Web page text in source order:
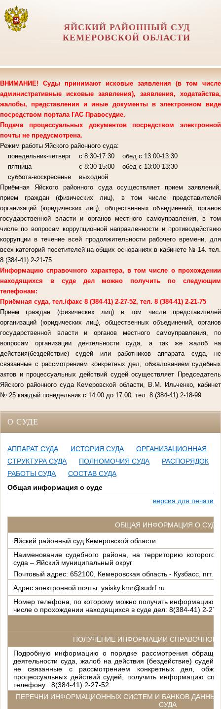
ЯЙСКИЙ РАЙОННЫЙ СУД
КЕМЕРОВСКОЙ ОБЛАСТИ
ВНИМАНИЕ! Суды принимают исковые заявления (в том числе
административные исковые заявления), заявления, ходатайства,
жалобы, представления и иные документы в электронном виде
посредством портала ГАС Правосудие.
Подача процессуальных документов посредством электронной
почты не предусмотрена.
Режим работы Яйского районного суда:
понедельник-четверг с 8:30-17:30 обед с 13:00-13:30
пятница с 8:30-15:00 обед с 13:00-13:30
суббота-воскресенье выходной
Приёмная Яйского районного суда осуществляет прием заявлений,
прием граждан (физических лиц), в том числе представителей
организаций (юридических лиц), общественных объединений, органов
государственной власти и органов местного самоуправления, в том
числе по вопросам коррупционной направленности и противодействию
коррупции в течение всей продолжительности рабочего времени, для
всех категорий посетителей на общих основаниях в кабинете № 14. тел.
8 (384-41) 2-21-75
Информацию справочного характера, в том числе о прохождении
находящихся в суде дел можно получить по следующим
телефонам:
Приёмная суда, тел./факс 8 (384-41) 2-27-52, тел. 8 (384-41) 2-21-75
Прием граждан (физических лиц) в том числе представителей
организаций (юридических лиц), общественных объединений, органов
государственной власти и органов местного самоуправления, по
вопросам организации деятельности суда, а так же жалоб на
действия(бездействие) судей или работников аппарата суда, не
связанные с рассмотрением конкретных дел, обжалованием судебных
актов и процессуальных действий судей осуществляет Председатель
Яйского районного суда Кемеровской области, В.М. Ильченко, кабинет
№ 25 каждый понедельник с 14:00 до 17:00. тел. 8 (384-41) 2-18-99
О СУДЕ
АППАРАТ СУДА ИСТОРИЯ СУДА
ОРГАНИЗАЦИОННАЯ
СТРУКТУРА СУДА
ПОЛНОМОЧИЯ СУДА
РАСПОРЯДОК
РАБОТЫ СУДА
СОСТАВ СУДА
Общая информация о суде
версия для печати
ОБЩАЯ ИНФОРМАЦИЯ О СУДЕ
Яйский районный суд Кемеровской области
Наименование судебного района, на территорию которого
суда – Яйский муниципальный округ
Почтовый адрес: 652100, Кемеровская область - Кузбасс, пгт.
Адрес электронной почты: yaisky. kmr@sudrf. ru
Номер телефона, по которому можно получить информацию
числе о прохождении находящихся в суде дел: 8(384-41) 2-27-
ПОЛУЧЕНИЕ ИНФОРМАЦИИ СПРАВОЧНОГО
Подробную информацию о порядке рассмотрения
деятельности суда, жалоб на действия (бездействие) судей
не связанные с рассмотрением конкретных дел,
процессуальных действий судей, получить информацию
телефону : 8(384-41) 2-27-52
ПЕРЕЧНИ ИНФОРМАЦИОННЫХ СИСТЕМ И БАНКОВ
СУДА